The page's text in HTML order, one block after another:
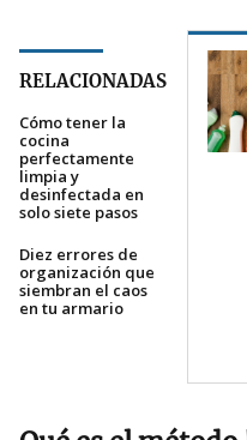
RELACIONADAS
Cómo tener la
cocina
perfectamente
limpia y
desinfectada en
solo siete pasos
Diez errores de
organización que
siembran el caos
en tu armario